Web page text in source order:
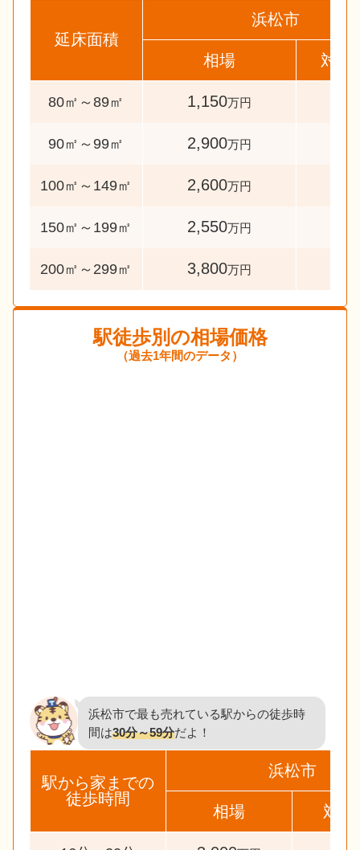
延床面積
浜松市
相場 対象
80㎡～89㎡ 1,150万円
90㎡～99㎡ 2,900万円
100㎡～149㎡ 2,600万円
150㎡～199㎡ 2,550万円
200㎡～299㎡ 3,800万円
駅徒歩別の相場価格
（過去1年間のデータ）
浜松市で最も売れている駅からの徒歩時
間は30分～59分だよ！
駅から家までの
徒歩時間
浜松市
相場 対象